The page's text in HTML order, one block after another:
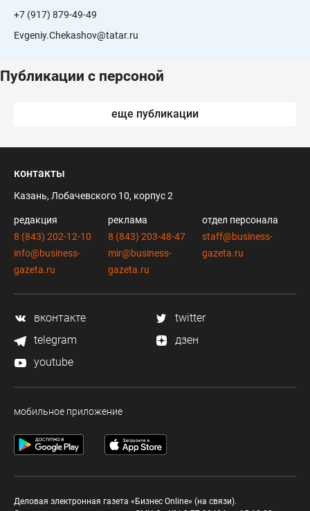
+7 (917) 879-49-49
Evgeniy.Chekashov@tatar.ru
Публикации с персоной
еще публикации
контакты
Казань, Лобачевского 10, корпус 2
редакция
8 (843) 202-12-10
info@business-
gazeta.ru
реклама
8 (843) 203-48-47
mir@business-
gazeta.ru
отдел персонала
staff@business-
gazeta.ru
вконтакте
twitter
telegram
дзен
youtube
мобильное приложение
Деловая электронная газета «Бизнес Online» (на связи).